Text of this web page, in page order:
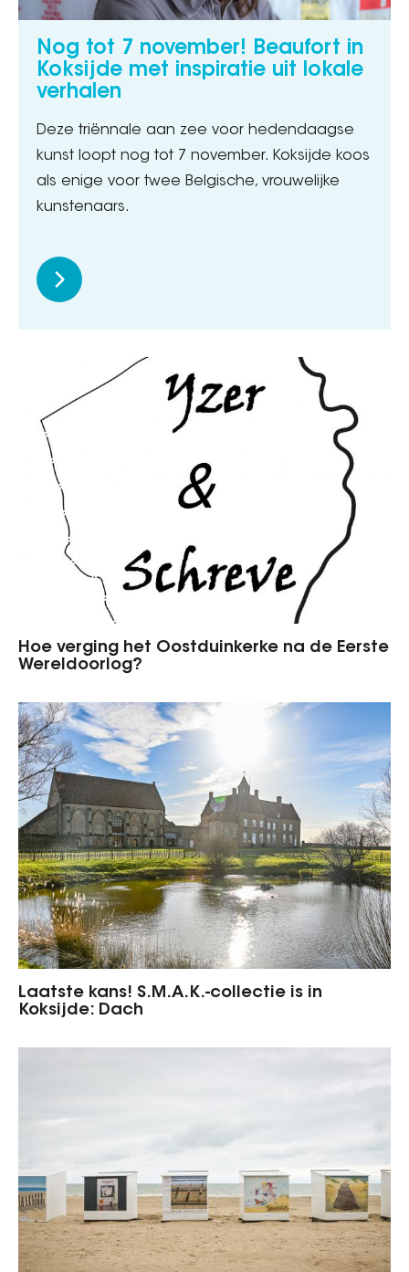
Nog tot 7 november! Beaufort in
Koksijde met inspiratie uit lokale
verhalen
Deze triënnale aan zee voor hedendaagse
kunst loopt nog tot 7 november. Koksijde koos
als enige voor twee Belgische, vrouwelijke
kunstenaars.
Hoe verging het Oostduinkerke na de Eerste
Wereldoorlog?
Laatste kans! S.M.A.K.-collectie is in
Koksijde: Dach